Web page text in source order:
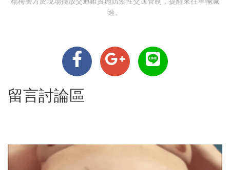
速。
留言討論區